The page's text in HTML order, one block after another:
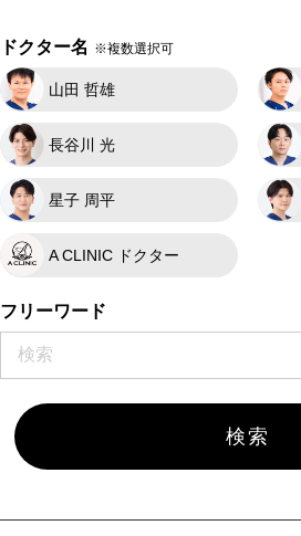
ドクター名 ※複数選択可
山田 哲雄
長谷川 光
星子 周平
A CLINIC ドクター
フリーワード